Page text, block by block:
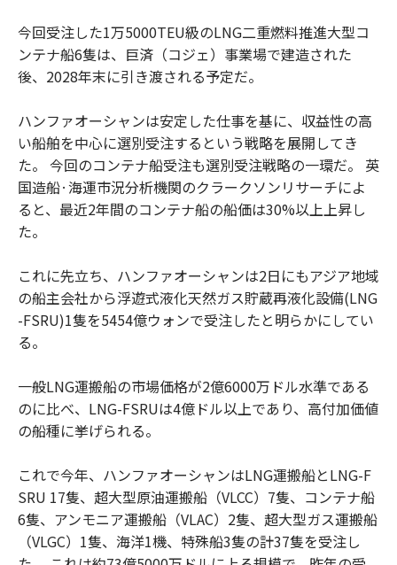
今回受注した1万5000TEU級のLNG二重燃料推進大型コ
ンテナ船6隻は、巨済（コジェ）事業場で建造された
後、2028年末に引き渡される予定だ。
ハンファオーシャンは安定した仕事を基に、収益性の高
い船舶を中心に選別受注するという戦略を展開してき
た。 今回のコンテナ船受注も選別受注戦略の一環だ。 英
国造船·海運市況分析機関のクラークソンリサーチによ
ると、最近2年間のコンテナ船の船価は30%以上上昇し
た。
これに先立ち、ハンファオーシャンは2日にもアジア地域
の船主会社から浮遊式液化天然ガス貯蔵再液化設備(LNG
-FSRU)1隻を5454億ウォンで受注したと明らかにしてい
る。
一般LNG運搬船の市場価格が2億6000万ドル水準である
のに比べ、LNG-FSRUは4億ドル以上であり、高付加価値
の船種に挙げられる。
これで今年、ハンファオーシャンはLNG運搬船とLNG-F
SRU 17隻、超大型原油運搬船（VLCC）7隻、コンテナ船
6隻、アンモニア運搬船（VLAC）2隻、超大型ガス運搬船
（VLGC）1隻、海洋1機、特殊船3隻の計37隻を受注し